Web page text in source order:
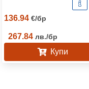
136.94 €/бр
267.84 лв./бр
Купи